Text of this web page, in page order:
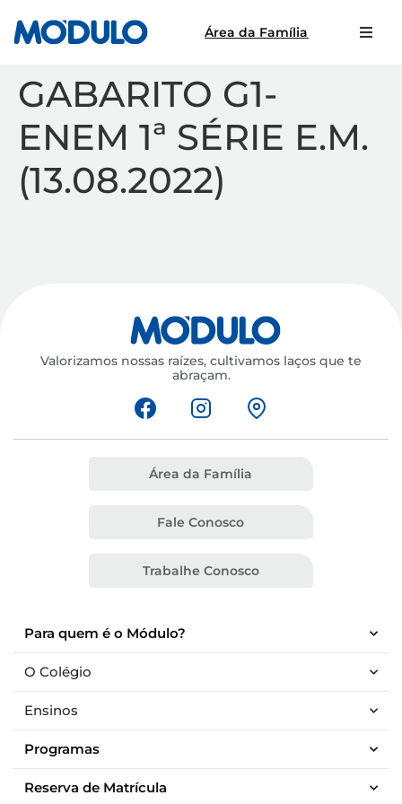
Área da Família
GABARITO G1-
ENEM 1ª SÉRIE E.M.
(13.08.2022)
Valorizamos nossas raízes, cultivamos laços que te
abraçam.
Para quem é o Módulo?
O Colégio
Ensinos
Programas
Reserva de Matrícula
Área da Família
Fale Conosco
Trabalhe Conosco